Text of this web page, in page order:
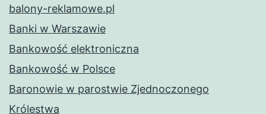
balony-reklamowe.pl
Banki w Warszawie
Bankowość elektroniczna
Bankowość w Polsce
Baronowie w parostwie Zjednoczonego
Królestwa